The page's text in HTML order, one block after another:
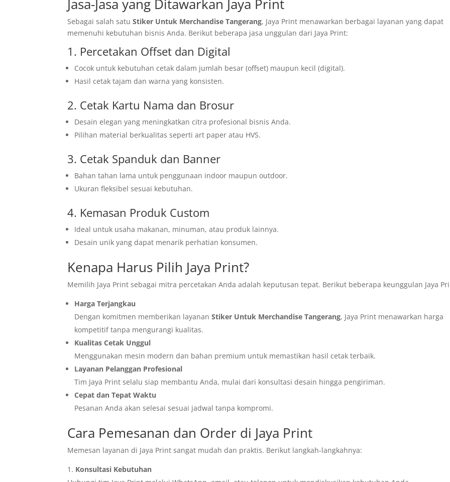
Jasa-Jasa yang Ditawarkan Jaya Print
Sebagai salah satuStiker Untuk Merchandise Tangerang, Jaya Print menawarkan berbagai layanan yang dapat
memenuhi kebutuhan bisnis Anda. Berikut beberapa jasa unggulan dari Jaya Print:
1. Percetakan Offset dan Digital
Cocok untuk kebutuhan cetak dalam jumlah besar (offset) maupun kecil (digital).
Hasil cetak tajam dan warna yang konsisten.
2. Cetak Kartu Nama dan Brosur
Desain elegan yang meningkatkan citra profesional bisnis Anda.
Pilihan material berkualitas seperti art paper atau HVS.
3. Cetak Spanduk dan Banner
Bahan tahan lama untuk penggunaan indoor maupun outdoor.
Ukuran fleksibel sesuai kebutuhan.
4. Kemasan Produk Custom
Ideal untuk usaha makanan, minuman, atau produk lainnya.
Desain unik yang dapat menarik perhatian konsumen.
Kenapa Harus Pilih Jaya Print?
Memilih Jaya Print sebagai mitra percetakan Anda adalah keputusan tepat. Berikut beberapa keunggulan Jaya
Harga Terjangkau
Dengan komitmen memberikan layananStiker Untuk Merchandise Tangerang, Jaya Print menawarkan harga
kompetitif tanpa mengurangi kualitas.
Kualitas Cetak Unggul
Menggunakan mesin modern dan bahan premium untuk memastikan hasil cetak terbaik.
Layanan Pelanggan Profesional
Tim Jaya Print selalu siap membantu Anda, mulai dari konsultasi desain hingga pengiriman.
Cepat dan Tepat Waktu
Pesanan Anda akan selesai sesuai jadwal tanpa kompromi.
Cara Pemesanan dan Order di Jaya Print
Memesan layanan di Jaya Print sangat mudah dan praktis. Berikut langkah-langkahnya:
Konsultasi Kebutuhan